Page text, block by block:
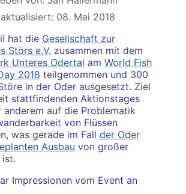
08. Mai 2018
hat die Gesellschaft zur
Störs e.V. zusammen mit dem
Unteres Odertal am World Fish
2018 teilgenommen und 300
in der Oder ausgesetzt. Ziel
stattfindenden Aktionstages
anderem auf die Problematik
von Flüssen
was gerade im Fall der Oder
Ausbau von großer
ist.
Impressionen vom Event an